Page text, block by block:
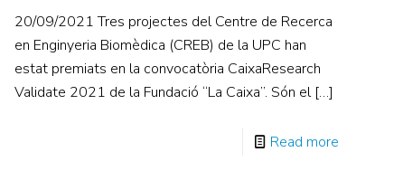
20/09/2021 Tres projectes del Centre de Recerca
en Enginyeria Biomèdica (CREB) de la UPC han
estat premiats en la convocatòria CaixaResearch
Validate 2021 de la Fundació “La Caixa”. Són el[…]
Read more